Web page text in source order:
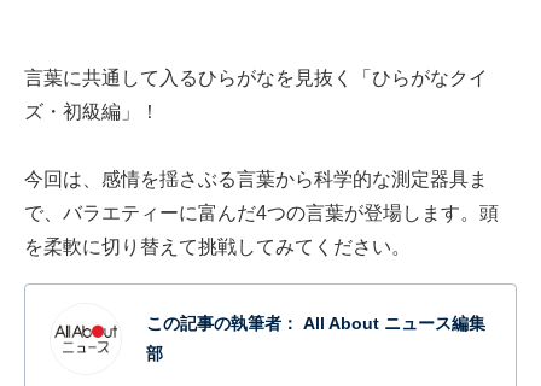
言葉に共通して入るひらがなを見抜く「ひらがなクイ
ズ・初級編」！
今回は、感情を揺さぶる言葉から科学的な測定器具ま
で、バラエティーに富んだ4つの言葉が登場します。頭
を柔軟に切り替えて挑戦してみてください。
この記事の執筆者： All About ニュース編集
部